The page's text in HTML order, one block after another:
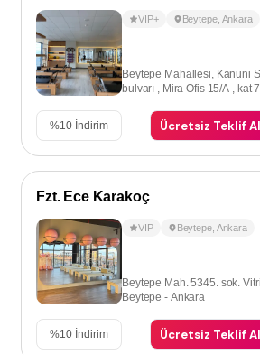
VIP+ Beytepe, Ankara
Beytepe Mahallesi, Kanuni
bulvarı , Mira Ofis 15/A , kat
%10 İndirim Ücretsiz Teklif Al
Fzt. Ece Karakoç
VIP Beytepe, Ankara
Beytepe Mah. 5345. sok.
Beytepe - Ankara
%10 İndirim Ücretsiz Teklif Al